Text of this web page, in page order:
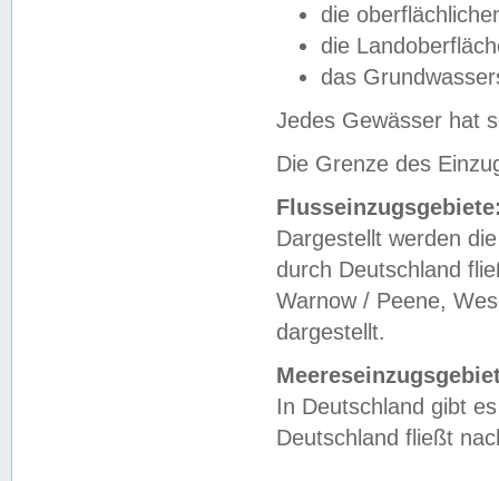
die
die
das
Jedes Gewässer hat
Die Grenze des
Dargestellt werden
durch Deutschland
Warnow / Peene,
dargestellt.
In Deutschland gibt
Deutschland fließt